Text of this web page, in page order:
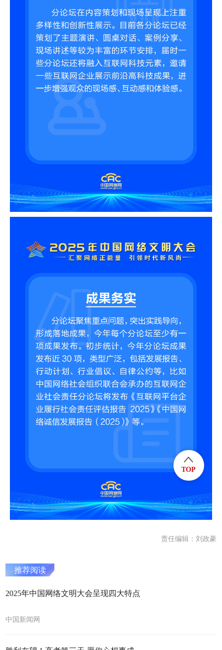
责任编辑：刘政豪
推荐阅读
2025年中国网络文明大会呈现四大特点
中国新闻网
TOP